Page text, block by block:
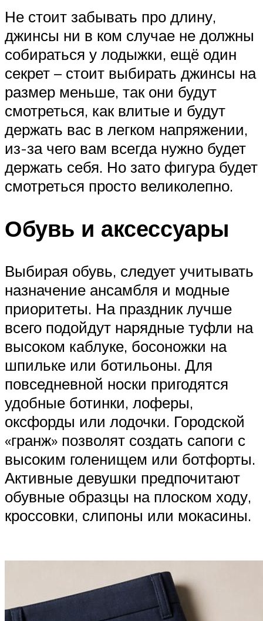
Не стоит забывать про длину,
джинсы ни в ком случае не должны
собираться у лодыжки, ещё один
секрет – стоит выбирать джинсы на
размер меньше, так они будут
смотреться, как влитые и будут
держать вас в легком напряжении,
из-за чего вам всегда нужно будет
держать себя. Но зато фигура будет
смотреться просто великолепно.
Обувь и аксессуары
Выбирая обувь, следует учитывать
назначение ансамбля и модные
приоритеты. На праздник лучше
всего подойдут нарядные туфли на
высоком каблуке, босоножки на
шпильке или ботильоны. Для
повседневной носки пригодятся
удобные ботинки, лоферы,
оксфорды или лодочки. Городской
«гранж» позволят создать сапоги с
высоким голенищем или ботфорты.
Активные девушки предпочитают
обувные образцы на плоском ходу,
кроссовки, слипоны или мокасины.